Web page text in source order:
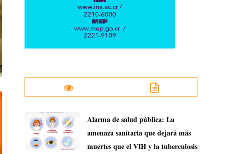
​Alarma de salud pública: La
amenaza sanitaria que dejará más
muertes que el VIH y la tuberculosis